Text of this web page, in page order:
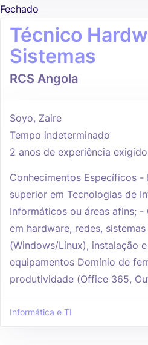
Fechado
Técnico
Sistemas
RCS Angola
Soyo, Zaire
Tempo indeterminado
2 anos de experiência exigido
Conhecimentos Específicos -
superior em Tecnologias de
Informáticos ou áreas afins;
em hardware, redes,
(Windows/Linux), instalação
equipamentos Domínio de
produtividade (Office 365,
Informática e TI